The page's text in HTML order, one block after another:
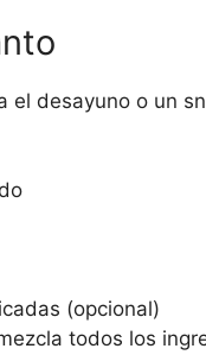
el desayuno o un
(opcional)
todos los